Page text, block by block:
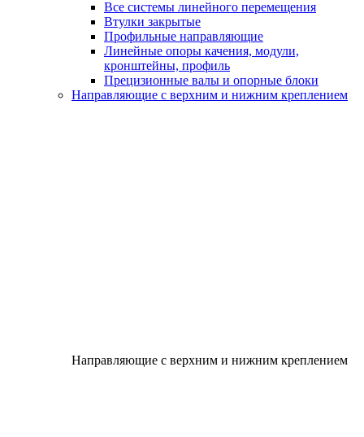
Все системы линейного перемещения
Втулки закрытые
Профильные направляющие
Линейные опоры качения, модули,
кронштейны, профиль
Прецизионные валы и опорные блоки
Направляющие с верхним и нижним креплением
Направляющие с верхним и нижним креплением